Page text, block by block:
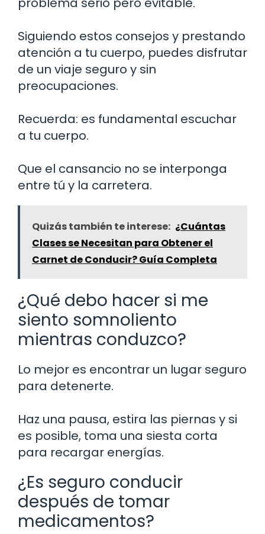
Siguiendo estos consejos y prestando
atención a tu cuerpo, puedes disfrutar
de un viaje seguro y sin
preocupaciones.
Recuerda: es fundamental escuchar
a tu cuerpo.
Que el cansancio no se interponga
entre tú y la carretera.
Quizás también te interese: ¿Cuántas
Clases se Necesitan para Obtener el
Carnet de Conducir? Guía Completa
¿Qué debo hacer si me
siento somnoliento
mientras conduzco?
Lo mejor es encontrar un lugar seguro
para detenerte.
Haz una pausa, estira las piernas y si
es posible, toma una siesta corta
para recargar energías.
¿Es seguro conducir
después de tomar
medicamentos?